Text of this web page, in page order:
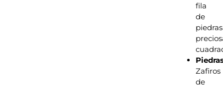
fila
de
piedras
Zafiros
de